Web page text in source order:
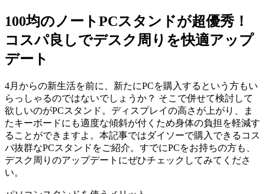
100均のノートPCスタンドが超優秀！
コスパ良しでデスク周りを快適アップ
デート
4月からの新生活を前に、新たにPCを購入するという方もい
らっしゃるのではないでしょうか？ そこで併せて検討して
欲しいのがPCスタンド。ディスプレイの高さが上がり、ま
たキーボードにも適度な傾斜が付くため身体の負担を軽減す
ることができますよ。本記事ではダイソーで購入できるコス
パ抜群なPCスタンドをご紹介。すでにPCをお持ちの方も、
デスク周りのアップデートにぜひチェックしてみてくださ
い。